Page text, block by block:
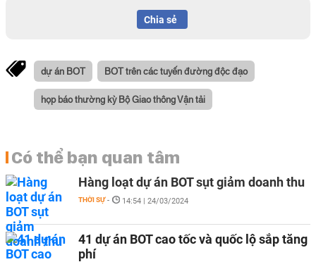
Chia sẻ
dự án BOT BOT trên các tuyến đường độc đạo
họp báo thường kỳ Bộ Giao thông Vận tải
Có thể bạn quan tâm
Hàng loạt dự án BOT sụt giảm doanh thu
THỜI SỰ - 14:54 | 24/03/2024
41 dự án BOT cao tốc và quốc lộ sắp tăng
phí